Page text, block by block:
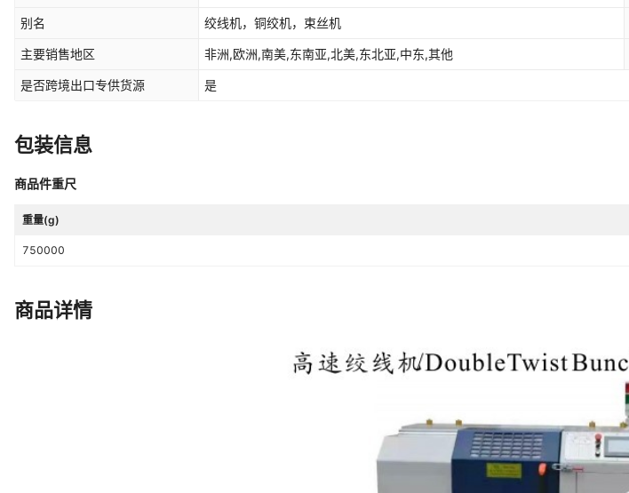
别名 绞线机，铜绞机，束丝机
主要销售地区 非洲,欧洲,南美,东南亚,北美,东北亚,中东,其他
是否跨境出口专供货源 是
包装信息
商品件重尺
重量(g)
750000
商品详情